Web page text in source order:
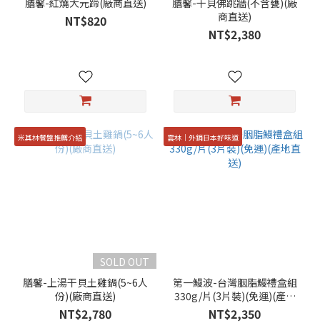
膳馨-紅燒大元蹄(廠商直送)
NT$820
膳馨-干貝佛跳牆(不含甕)(廠
商直送)
NT$2,380
米其林餐盤推薦介紹
SOLD OUT
膳馨-上湯干貝土雞鍋(5~6人
份)(廠商直送)
NT$2,780
雲林│外銷日本好味道
第一鰻波-台灣胭脂鰻禮盒組
330g/片(3片裝)(免運)(產地
直送)
NT$2,350